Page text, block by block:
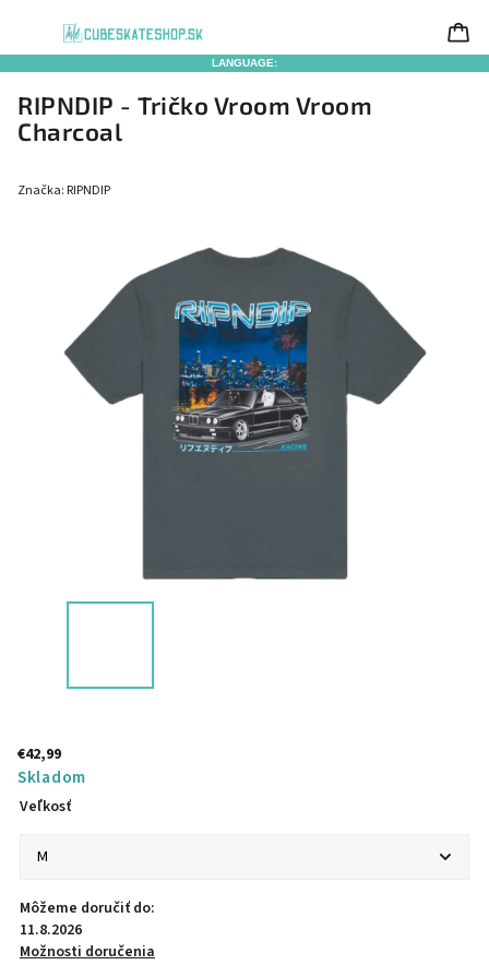
LANGUAGE:
RIPNDIP - Tričko Vroom Vroom
Charcoal
Značka: RIPNDIP
€42,99
Skladom
Veľkosť
Môžeme doručiť do:
11.8.2026
Možnosti doručenia